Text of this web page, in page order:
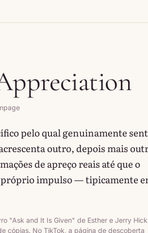
pelo qual genuinamente
outro, depois mais
de apreço reais até que o
impulso — tipicamente
"Ask and It Is Given" de Esther e Jerry
cópias. No TikTok, a página de descoberta